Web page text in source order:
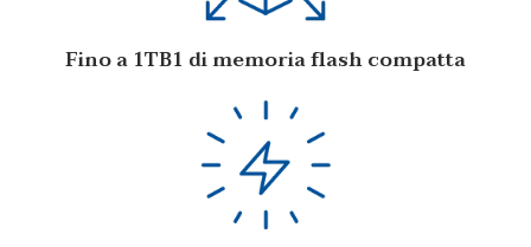
Fino a 1TB1 di memoria flash compatta